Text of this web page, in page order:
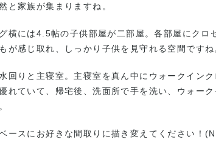
と家族が集まりますね。
横には4.5帖の子供部屋が二部屋。各部屋にク
が感じ取れ、しっかり子供を見守れる空間ですね
回りと主寝室。主寝室を真ん中にウォークイン
れていて、帰宅後、洗面所で手を洗い、ウォー
ースにお好きな間取りに描き変えてください！